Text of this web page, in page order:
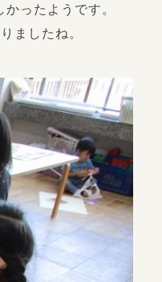
ったようです。
ましたね。